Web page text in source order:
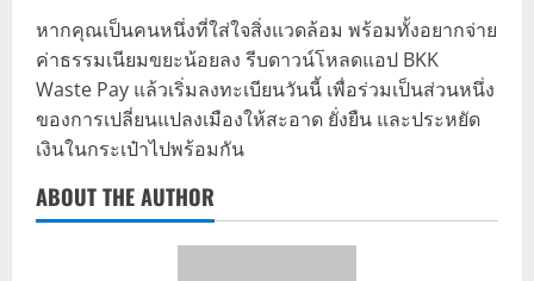
หากคุณเป็นคนหนึ่งที่ใส่ใจสิ่งแวดล้อม พร้อมทั้งอยากจ่าย
ค่าธรรมเนียมขยะน้อยลง รีบดาวน์โหลดแอป BKK
Waste Pay แล้วเริ่มลงทะเบียนวันนี้ เพื่อร่วมเป็นส่วนหนึ่ง
ของการเปลี่ยนแปลงเมืองให้สะอาด ยั่งยืน และประหยัด
เงินในกระเป๋าไปพร้อมกัน
ABOUT THE AUTHOR